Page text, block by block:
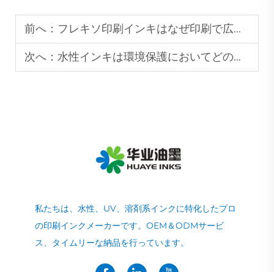
前へ： フレキソ印刷インキはなぜ印刷で広く使用されているのですか？
次へ： 水性インキは環境保護においてどのような利点がありますか？
私たちは、水性、UV、溶剤系インクに特化したプロ
の印刷インクメーカーです。OEM＆ODMサービ
ス、タイムリーな納品を行っています。